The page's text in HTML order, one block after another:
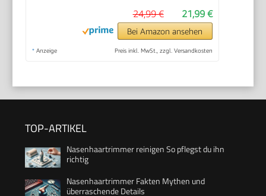
21,99 €
24,99 €
Bei Amazon ansehen
* Anzeige Preis inkl. MwSt., zzgl. Versandkosten
TOP-ARTIKEL
Nasenhaartrimmer reinigen So pflegst du ihn
richtig
Nasenhaartrimmer Fakten Mythen und
überraschende Details